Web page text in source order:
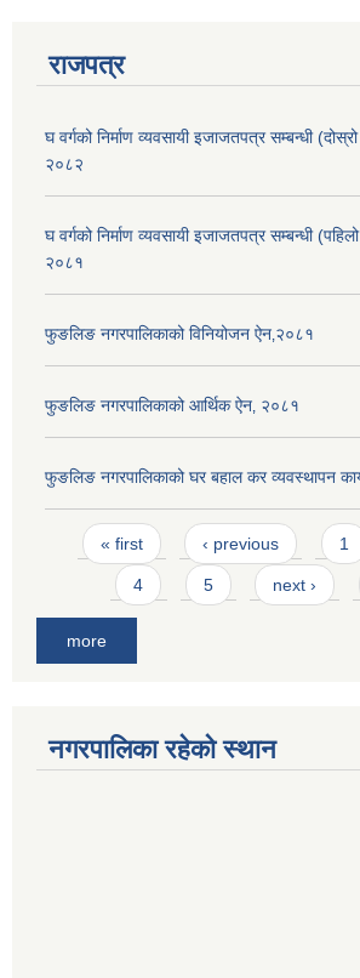
राजपत्र
घ वर्गको निर्माण व्यवसायी इजाजतपत्र सम्बन्धी
२०८२
घ वर्गको निर्माण व्यवसायी इजाजतपत्र सम्बन्धी
२०८१
फुङलिङ नगरपालिकाको विनियोजन ऐन‚२०८१
फुङलिङ नगरपालिकाको आर्थिक ऐन‚ २०८१
फुङलिङ नगरपालिकाको घर बहाल कर व्यवस्थापन
Pages
« first ‹ previous 1
4 5 next ›
more
नगरपालिका रहेको स्थान